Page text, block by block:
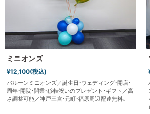
ミニオンズ
¥12,100(税込)
バルーンミニオンズ／誕生日・ウェディング・開店・
周年・開院・開業・移転祝いのプレゼント・ギフト／高
さ調整可能／神戸三宮・元町・福原周辺配達無料。